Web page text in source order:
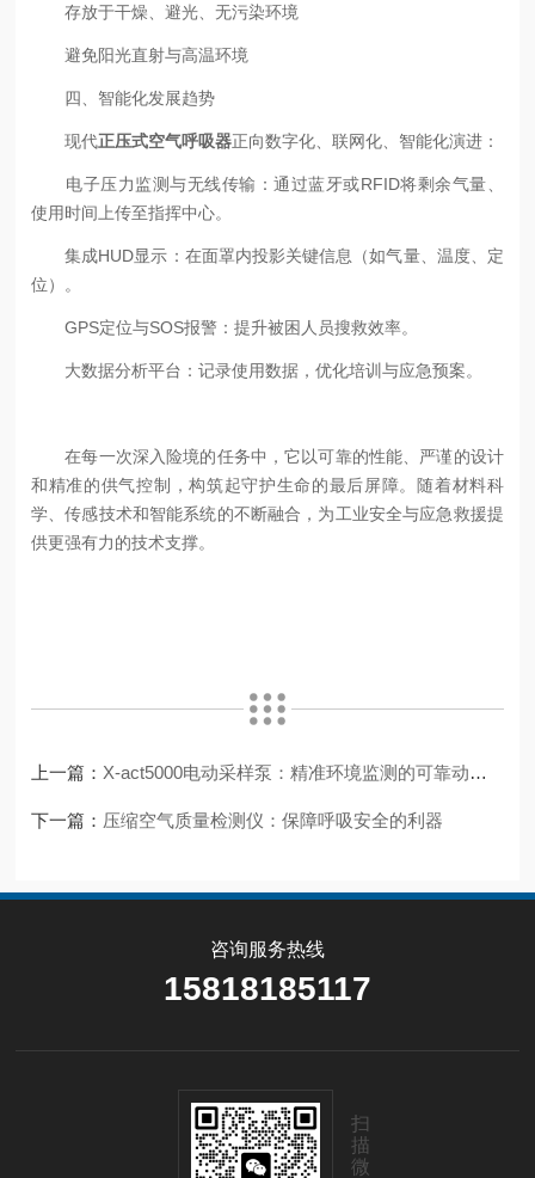
存放于干燥、避光、无污染环境
避免阳光直射与高温环境
四、智能化发展趋势
现代正压式空气呼吸器正向数字化、联网化、智能化演进：
电子压力监测与无线传输：通过蓝牙或RFID将剩余气量、
使用时间上传至指挥中心。
集成HUD显示：在面罩内投影关键信息（如气量、温度、定
位）。
GPS定位与SOS报警：提升被困人员搜救效率。
大数据分析平台：记录使用数据，优化培训与应急预案。
在每一次深入险境的任务中，它以可靠的性能、严谨的设计
和精准的供气控制，构筑起守护生命的最后屏障。随着材料科
学、传感技术和智能系统的不断融合，为工业安全与应急救援提
供更强有力的技术支撑。
上一篇： X-act5000电动采样泵：精准环境监测的可靠动力核心
下一篇： 压缩空气质量检测仪：保障呼吸安全的利器
咨询服务热线
15818185117
扫
描
微